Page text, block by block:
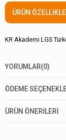
ÜRÜN
KR Akademi LGS
YORUMLAR(0)
ÖDEME
ÜRÜN ÖNERILERI